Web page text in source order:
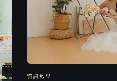
資訊教學